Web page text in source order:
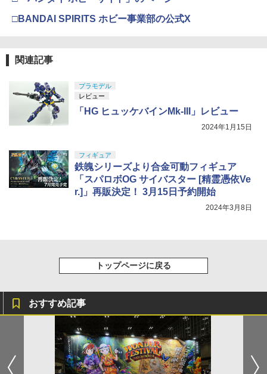
□BANDAI SPIRITS ホビー事業部の公式X
関連記事
プラモデル
レビュー
「HG ヒュッケバインMk-III」レビュー
2024年1月15日
フィギュア
鉄魄シリーズより合金可動フィギュア
「スパロボOG サイバスター [精霊憑依Ve
r.]」再販決定！ 3月15日予約開始
2024年3月8日
トップページに戻る
おすすめ記事